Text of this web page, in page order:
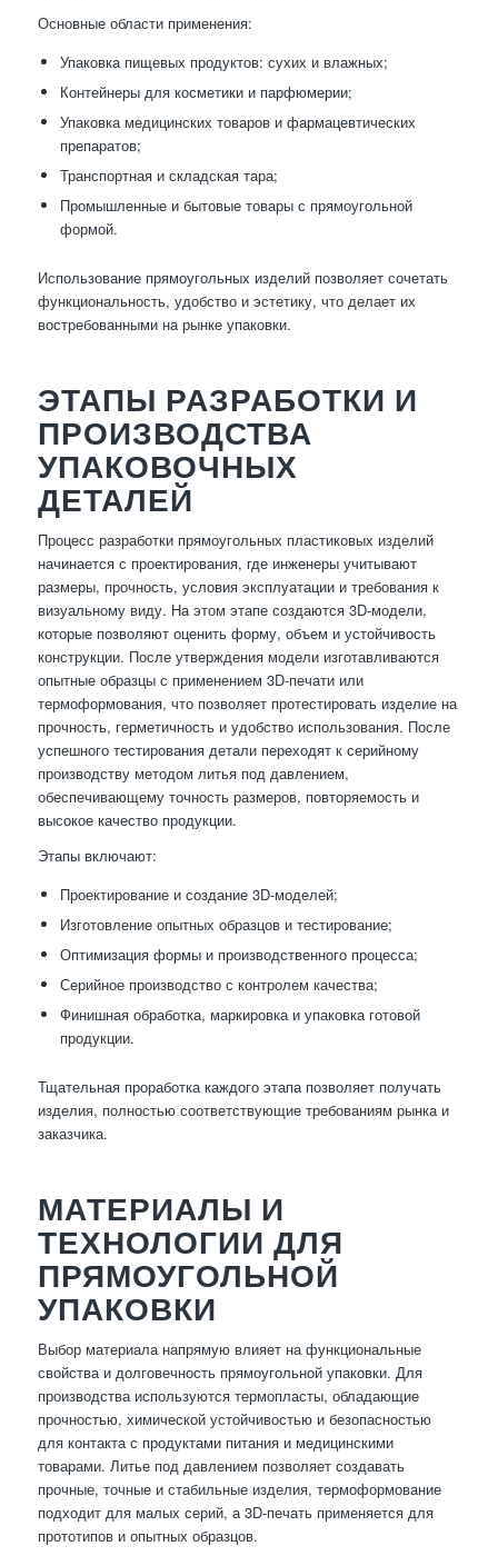
Основные области применения:
Упаковка пищевых продуктов: сухих и влажных;
Контейнеры для косметики и парфюмерии;
Упаковка медицинских товаров и фармацевтических
препаратов;
Транспортная и складская тара;
Промышленные и бытовые товары с прямоугольной
формой.
Использование прямоугольных изделий позволяет сочетать
функциональность, удобство и эстетику, что делает их
востребованными на рынке упаковки.
ЭТАПЫ РАЗРАБОТКИ И
ПРОИЗВОДСТВА
УПАКОВОЧНЫХ
ДЕТАЛЕЙ
Процесс разработки прямоугольных пластиковых изделий
начинается с проектирования, где инженеры учитывают
размеры, прочность, условия эксплуатации и требования к
визуальному виду. На этом этапе создаются 3D-модели,
которые позволяют оценить форму, объем и устойчивость
конструкции. После утверждения модели изготавливаются
опытные образцы с применением 3D-печати или
термоформования, что позволяет протестировать изделие на
прочность, герметичность и удобство использования. После
успешного тестирования детали переходят к серийному
производству методом литья под давлением,
обеспечивающему точность размеров, повторяемость и
высокое качество продукции.
Этапы включают:
Проектирование и создание 3D-моделей;
Изготовление опытных образцов и тестирование;
Оптимизация формы и производственного процесса;
Серийное производство с контролем качества;
Финишная обработка, маркировка и упаковка готовой
продукции.
Тщательная проработка каждого этапа позволяет получать
изделия, полностью соответствующие требованиям рынка и
заказчика.
МАТЕРИАЛЫ И
ТЕХНОЛОГИИ ДЛЯ
ПРЯМОУГОЛЬНОЙ
УПАКОВКИ
Выбор материала напрямую влияет на функциональные
свойства и долговечность прямоугольной упаковки. Для
производства используются термопласты, обладающие
прочностью, химической устойчивостью и безопасностью
для контакта с продуктами питания и медицинскими
товарами. Литье под давлением позволяет создавать
прочные, точные и стабильные изделия, термоформование
подходит для малых серий, а 3D-печать применяется для
прототипов и опытных образцов.